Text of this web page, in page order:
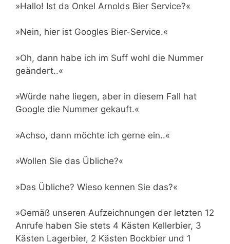
»Hallo! Ist da Onkel Arnolds Bier Service?«
»Nein, hier ist Googles Bier-Service.«
»Oh, dann habe ich im Suff wohl die Nummer
geändert..«
»Würde nahe liegen, aber in diesem Fall hat
Google die Nummer gekauft.«
»Achso, dann möchte ich gerne ein..«
»Wollen Sie das Übliche?«
»Das Übliche? Wieso kennen Sie das?«
»Gemäß unseren Aufzeichnungen der letzten 12
Anrufe haben Sie stets 4 Kästen Kellerbier, 3
Kästen Lagerbier, 2 Kästen Bockbier und 1